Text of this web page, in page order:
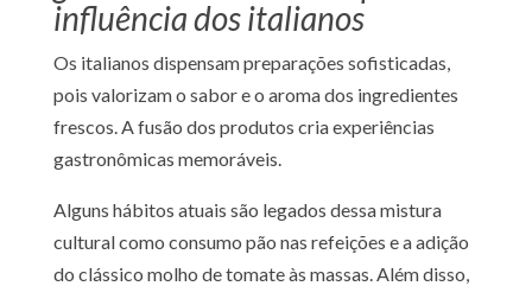
influência dos italianos
Os italianos dispensam preparações sofisticadas,
pois valorizam o sabor e o aroma dos ingredientes
frescos. A fusão dos produtos cria experiências
gastronômicas memoráveis.
Alguns hábitos atuais são legados dessa mistura
cultural como consumo pão nas refeições e a adição
do clássico molho de tomate às massas. Além disso,